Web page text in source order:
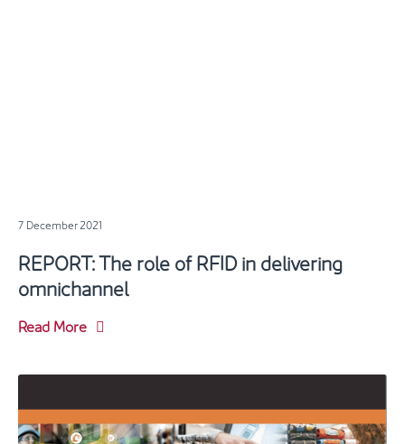
7 December 2021
REPORT: The role of RFID in delivering
omnichannel
Read More